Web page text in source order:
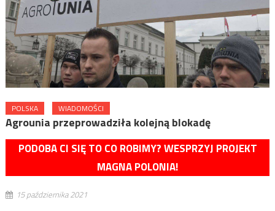
POLSKA WIADOMOŚCI
Agrounia przeprowadziła kolejną blokadę
PODOBA CI SIĘ TO CO ROBIMY? WESPRZYJ PROJEKT
MAGNA POLONIA!
15 października 2021